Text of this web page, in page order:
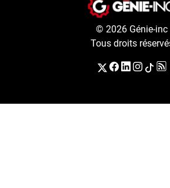
© 2026 Génie-inc
Tous droits